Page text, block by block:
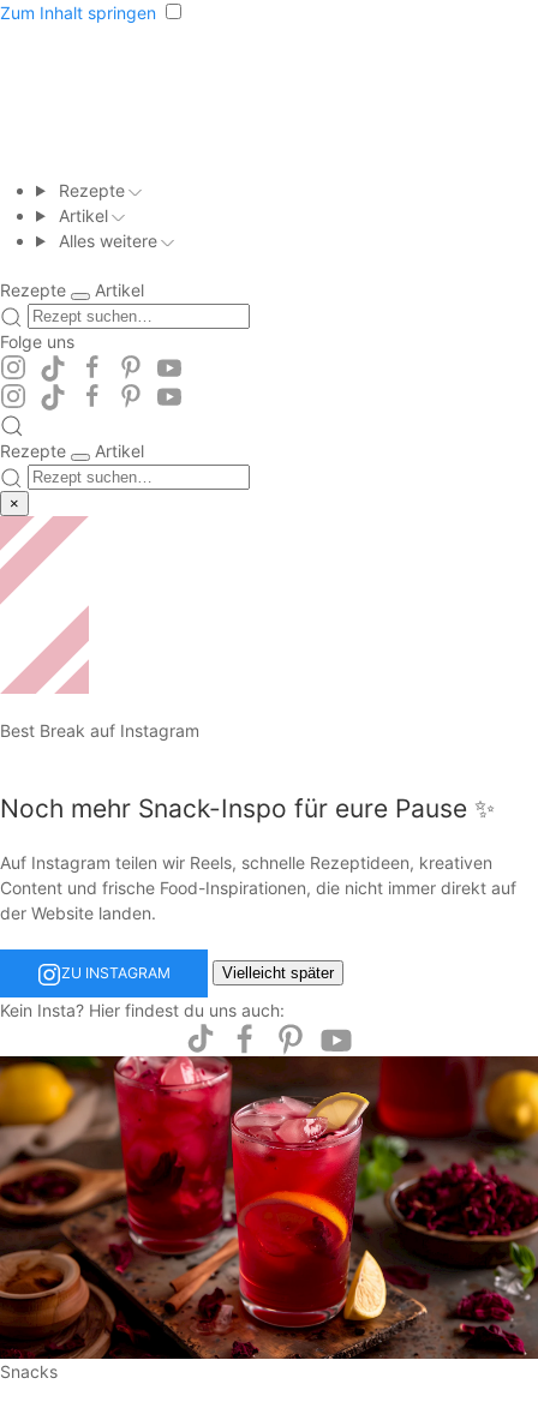
Zum Inhalt springen
Rezepte
Artikel
Alles weitere
Rezepte Artikel
Folge uns
Rezepte Artikel
×
Best Break auf Instagram
Noch mehr Snack-Inspo für eure Pause ✨
Auf Instagram teilen wir Reels, schnelle Rezeptideen, kreativen
Content und frische Food-Inspirationen, die nicht immer direkt auf
der Website landen.
ZU INSTAGRAM Vielleicht später
Kein Insta? Hier findest du uns auch:
Snacks